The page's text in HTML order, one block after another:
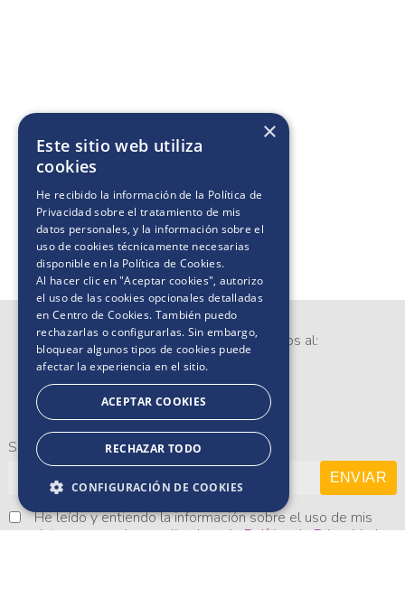
Si tienes alguna duda contáctanos al:
0800 2018
Suscríbete a nuestro newsletter
ENVIAR
He leído y entiendo la información sobre el uso de mis
datos personales explicada en laPolítica de Privacidad
×
Este sitio web utiliza
cookies
He recibido la información de la Política de
Privacidadsobre el tratamiento de mis
datos personales, y la información sobre el
uso de cookies técnicamente necesarias
disponible en la Política de Cookies.
Al hacer clic en "Aceptar cookies", autorizo
el uso de las cookies opcionales detalladas
en Centro de Cookies. También puedo
rechazarlas o configurarlas. Sin embargo,
bloquear algunos tipos de cookies puede
afectar la experiencia en el sitio.
ACEPTAR COOKIES
RECHAZAR TODO
CONFIGURACIÓN DE COOKIES